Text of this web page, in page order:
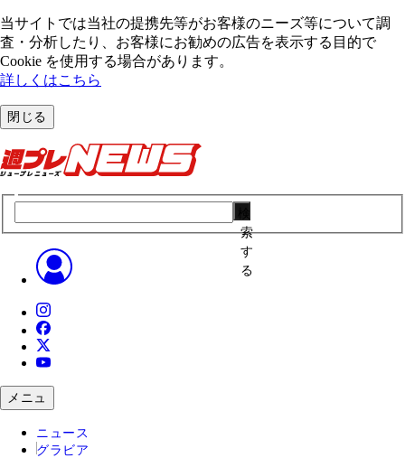
当サイトでは当社の提携先等がお客様のニーズ等について調
査・分析したり、お客様にお勧めの広告を表⽰する⽬的で
Cookie を使⽤する場合があります。
詳しくはこちら
閉じる
索
す
る
メニュ
ニュース
グラビア